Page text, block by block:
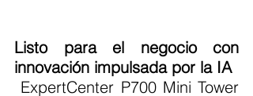
Listo para el negocio con
innovación impulsada por la IA